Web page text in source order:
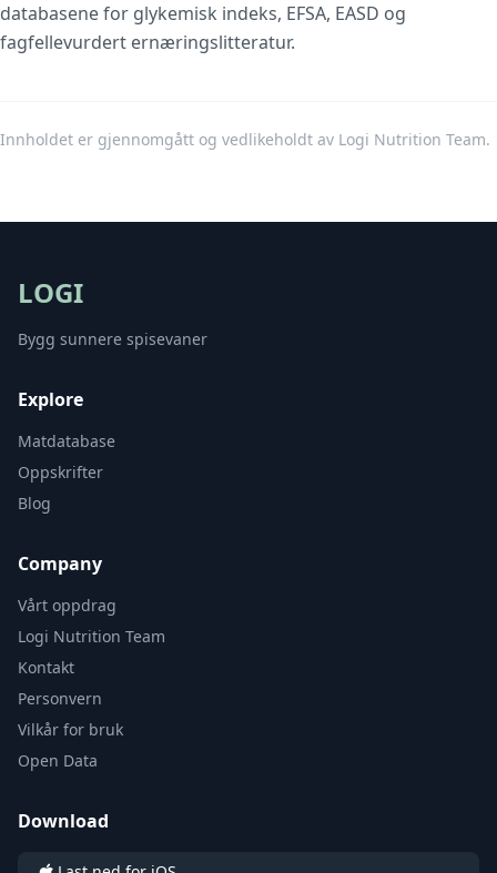
databasene for glykemisk indeks, EFSA, EASD og
fagfellevurdert ernæringslitteratur.
Innholdet er gjennomgått og vedlikeholdt av Logi Nutrition Team.
LOGI
Bygg sunnere spisevaner
Explore
Matdatabase
Oppskrifter
Blog
Company
Vårt oppdrag
Logi Nutrition Team
Kontakt
Personvern
Vilkår for bruk
Open Data
Download